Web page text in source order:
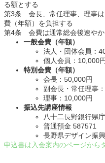
る額とする
第3条 会長、常任理事、理事
費（年額）を負担する
第4条 会費は通常総会後速やか
一般会費（年額）
法人・団体会員：
個人会員：10,000円
特別会費（年額）
会長：50,000円
副会長・常任理事
理事：10,000円
振込先講座情報
八十二長野銀行県
普通預金 587571
長野県デザイン振
申込書は入会案内のページから